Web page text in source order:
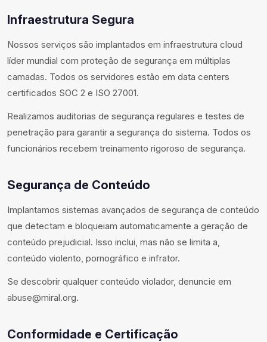
Infraestrutura Segura
Nossos serviços são implantados em infraestrutura cloud
líder mundial com proteção de segurança em múltiplas
camadas. Todos os servidores estão em data centers
certificados SOC 2 e ISO 27001.
Realizamos auditorias de segurança regulares e testes de
penetração para garantir a segurança do sistema. Todos os
funcionários recebem treinamento rigoroso de segurança.
Segurança de Conteúdo
Implantamos sistemas avançados de segurança de conteúdo
que detectam e bloqueiam automaticamente a geração de
conteúdo prejudicial. Isso inclui, mas não se limita a,
conteúdo violento, pornográfico e infrator.
Se descobrir qualquer conteúdo violador, denuncie em
abuse@miral.org.
Conformidade e Certificação